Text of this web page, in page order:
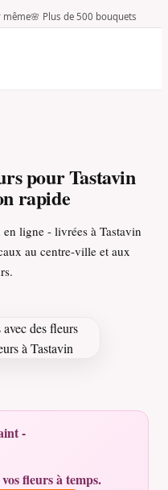
même🌸 Plus de 500 bouquets
pour Tastavin
rapide
ligne - livrées à Tastavin
au centre-ville et aux
-
fleurs à temps.